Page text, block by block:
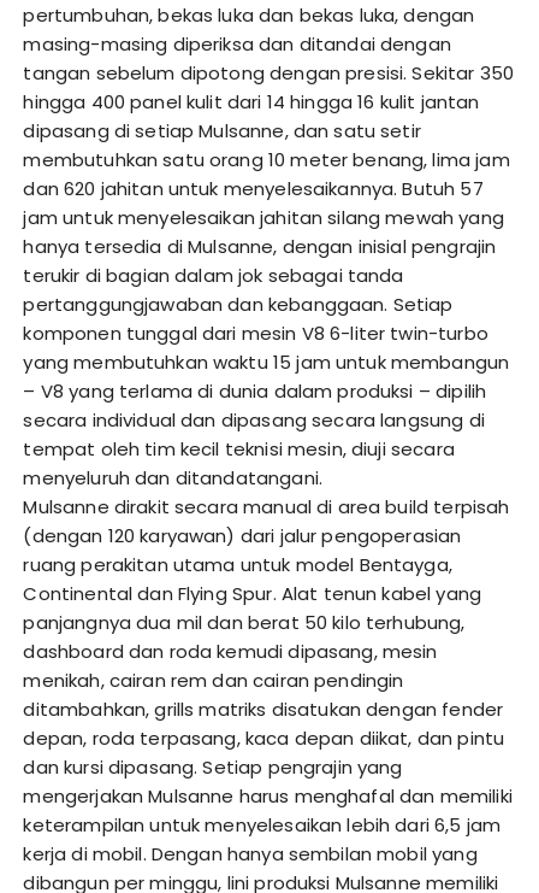
pertumbuhan, bekas luka dan bekas luka, dengan
masing-masing diperiksa dan ditandai dengan
tangan sebelum dipotong dengan presisi. Sekitar 350
hingga 400 panel kulit dari 14 hingga 16 kulit jantan
dipasang di setiap Mulsanne, dan satu setir
membutuhkan satu orang 10 meter benang, lima jam
dan 620 jahitan untuk menyelesaikannya. Butuh 57
jam untuk menyelesaikan jahitan silang mewah yang
hanya tersedia di Mulsanne, dengan inisial pengrajin
terukir di bagian dalam jok sebagai tanda
pertanggungjawaban dan kebanggaan. Setiap
komponen tunggal dari mesin V8 6-liter twin-turbo
yang membutuhkan waktu 15 jam untuk membangun
– V8 yang terlama di dunia dalam produksi – dipilih
secara individual dan dipasang secara langsung di
tempat oleh tim kecil teknisi mesin, diuji secara
menyeluruh dan ditandatangani.
Mulsanne dirakit secara manual di area build terpisah
(dengan 120 karyawan) dari jalur pengoperasian
ruang perakitan utama untuk model Bentayga,
Continental dan Flying Spur. Alat tenun kabel yang
panjangnya dua mil dan berat 50 kilo terhubung,
dashboard dan roda kemudi dipasang, mesin
menikah, cairan rem dan cairan pendingin
ditambahkan, grills matriks disatukan dengan fender
depan, roda terpasang, kaca depan diikat, dan pintu
dan kursi dipasang. Setiap pengrajin yang
mengerjakan Mulsanne harus menghafal dan memiliki
keterampilan untuk menyelesaikan lebih dari 6,5 jam
kerja di mobil. Dengan hanya sembilan mobil yang
dibangun per minggu, lini produksi Mulsanne memiliki